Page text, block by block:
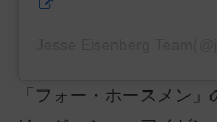
「フォー・ホースメン